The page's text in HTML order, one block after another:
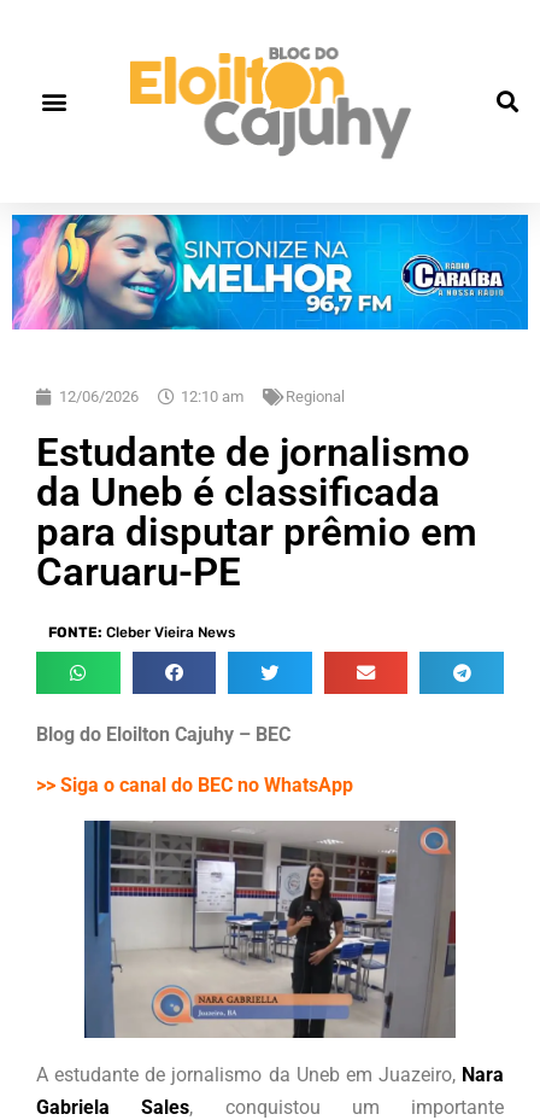
12/06/2026 12:10 am Regional
Estudante de jornalismo
da Uneb é classificada
para disputar prêmio em
Caruaru-PE
FONTE: Cleber Vieira News
Blog do Eloilton Cajuhy – BEC
>> Siga o canal do BEC no WhatsApp
A estudante de jornalismo da Uneb em Juazeiro, Nara
Gabriela Sales, conquistou um importante